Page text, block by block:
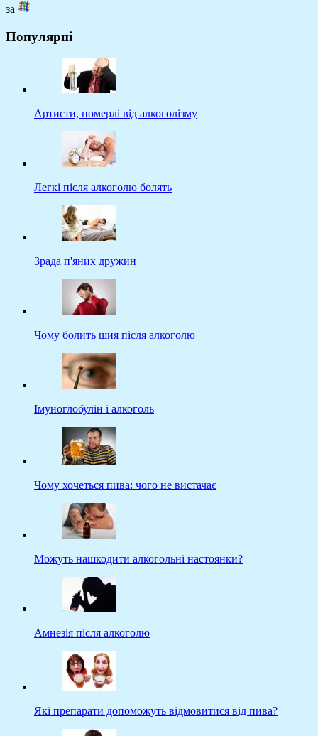
за
Популярні
Артисти, померлі від алкоголізму
Легкі після алкоголю болять
Зрада п'яних дружин
Чому болить шия після алкоголю
Імуноглобулін і алкоголь
Чому хочеться пива: чого не вистачає
Можуть нашкодити алкогольні настоянки?
Амнезія після алкоголю
Які препарати допоможуть відмовитися від пива?